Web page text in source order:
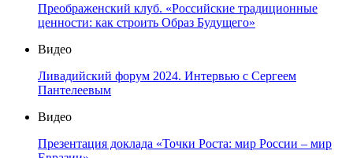
Преображенский клуб. «Российские традиционные
ценности: как строить Образ Будущего»
Видео
Ливадийский форум 2024. Интервью с Сергеем
Пантелеевым
Видео
Презентация доклада «Точки Роста: мир России – мир